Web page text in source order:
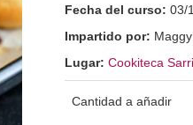
Fecha del curso:03/
Impartido por:
Lugar:Cookiteca
Cantidad a añadir